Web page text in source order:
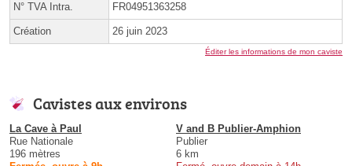
N° TVA Intra. FR04951363258
Création 26 juin 2023
Éditer les informations de mon caviste
Cavistes aux environs
La Cave à Paul
Rue Nationale
196 mètres
V and B Publier-Amphion
Publier
6 km